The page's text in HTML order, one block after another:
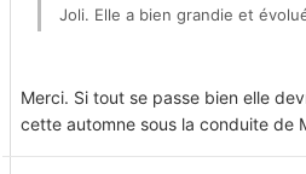
Joli. Elle a bien grandie et
Merci. Si tout se passe bien elle
cette automne sous la conduite de